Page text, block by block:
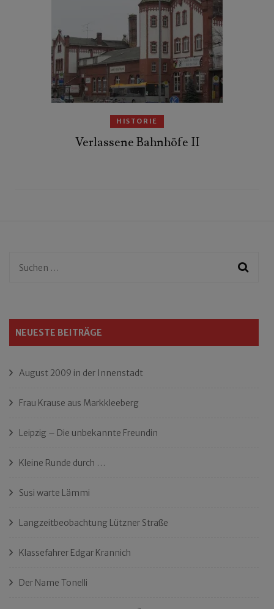
HISTORIE
Verlassene Bahnhöfe II
Suchen
NEUESTE BEITRÄGE
August 2009 in der Innenstadt
Frau Krause aus Markkleeberg
Leipzig – Die unbekannte Freundin
Kleine Runde durch …
Susi warte Lämmi
Langzeitbeobachtung Lützner Straße
Klassefahrer Edgar Krannich
Der Name Tonelli